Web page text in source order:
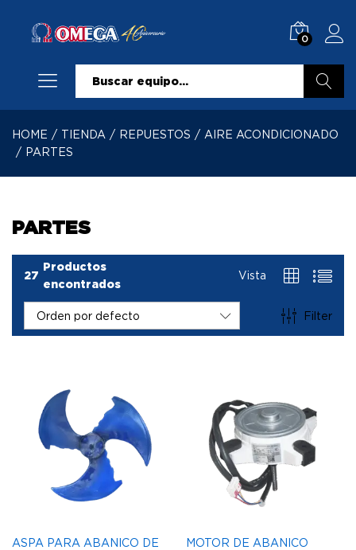
0
HOME / TIENDA / REPUESTOS / AIRE ACONDICIONADO
/ PARTES
PARTES
27
Productos
encontrados
Vista
Filter
Orden por defecto
ASPA PARA ABANICO DE
MOTOR DE ABANICO